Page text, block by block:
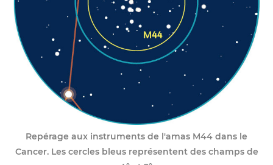
Repérage aux instruments de l'amas M44 dans le
Cancer. Les cercles bleus représentent des champs de